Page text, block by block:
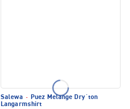
Salewa · Puez Melange Dry´ton
Langarmshirt